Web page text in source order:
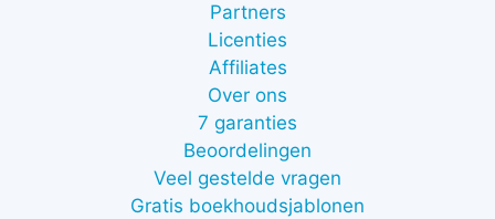
Partners
Licenties
Affiliates
Over ons
7 garanties
Beoordelingen
Veel gestelde vragen
Gratis boekhoudsjablonen